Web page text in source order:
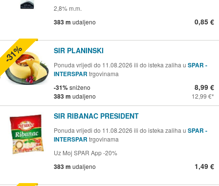
2,8% m.m.
383 m udaljeno 0,85 €
SIR PLANINSKI
Ponuda vrijedi do 11.08.2026 ili do isteka zaliha u SPAR -
INTERSPAR trgovinama
-31%sniženo
383 m udaljeno
8,99 €
12,99 €
-31%
SIR RIBANAC PRESIDENT
Ponuda vrijedi do 11.08.2026 ili do isteka zaliha u SPAR -
INTERSPAR trgovinama
Uz Moj SPAR App -20%
383 m udaljeno 1,49 €